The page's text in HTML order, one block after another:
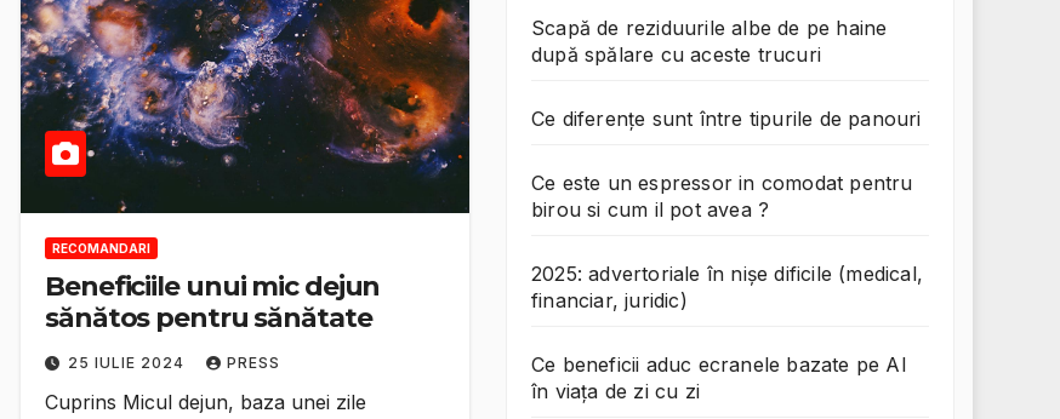
RECOMANDARI
Beneficiile unui mic dejun
sănătos pentru sănătate
25 IULIE 2024 PRESS
Cuprins Micul dejun, baza unei zile
Scapă de reziduurile albe de pe haine
după spălare cu aceste trucuri
Ce diferențe sunt între tipurile de panouri
Ce este un espressor in comodat pentru
birou si cum il pot avea ?
2025: advertoriale în nișe dificile (medical,
financiar, juridic)
Ce beneficii aduc ecranele bazate pe AI
în viața de zi cu zi